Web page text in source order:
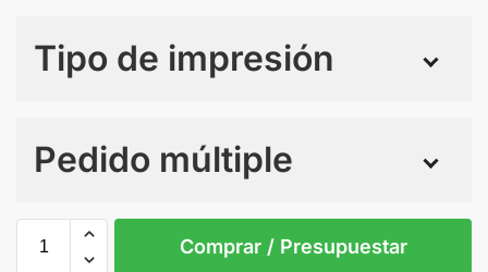
Tipo de impresión
Pedido múltiple
S/T
Comprar / Presupuestar